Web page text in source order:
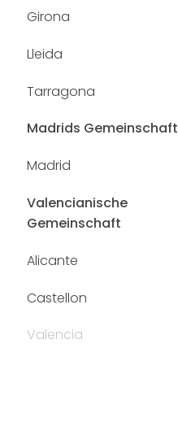
Girona
Lleida
Tarragona
Madrids Gemeinschaft
Madrid
Valencianische
Gemeinschaft
Alicante
Castellon
Valencia